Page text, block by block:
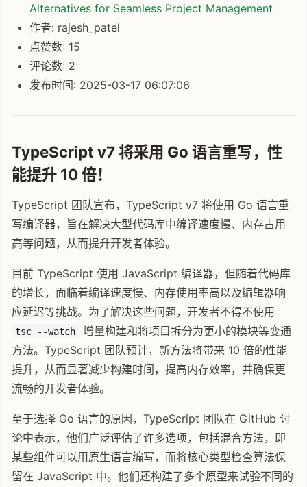
Alternatives for Seamless Project Management
作者: rajesh_patel
点赞数: 15
评论数: 2
发布时间: 2025-03-17 06:07:06
TypeScript v7 将采用 Go 语言重写，性
能提升 10 倍！
TypeScript 团队宣布，TypeScript v7 将使用 Go 语言重
写编译器，旨在解决大型代码库中编译速度慢、内存占用
高等问题，从而提升开发者体验。
目前 TypeScript 使用 JavaScript 编译器，但随着代码库
的增长，面临着编译速度慢、内存使用率高以及编辑器响
应延迟等挑战。为了解决这些问题，开发者不得不使用
tsc --watch
增量构建和将项目拆分为更小的模块等变通
方法。TypeScript 团队预计，新方法将带来 10 倍的性能
提升，从而显著减少构建时间，提高内存效率，并确保更
流畅的开发者体验。
至于选择 Go 语言的原因，TypeScript 团队在 GitHub 讨
论中表示，他们广泛评估了许多选项，包括混合方法，即
某些组件可以用原生语言编写，而将核心类型检查算法保
留在 JavaScript 中。他们还构建了多个原型来试验不同的